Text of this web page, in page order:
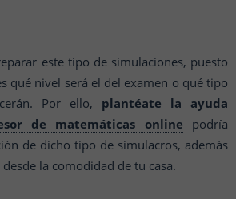
este tipo de simulaciones, puesto
qué nivel será el del examen o qué tipo
Por ello, plantéate la ayuda
de matemáticas online podría
de dicho tipo de simulacros, además
la comodidad de tu casa.